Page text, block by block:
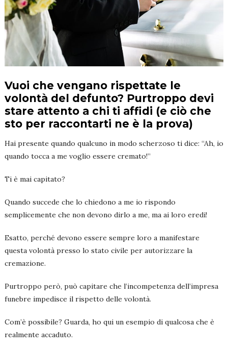
Vuoi che vengano rispettate le
volontà del defunto? Purtroppo devi
stare attento a chi ti affidi (e ciò che
sto per raccontarti ne è la prova)
Hai presente quando qualcuno in modo scherzoso ti dice: “Ah, io
quando tocca a me voglio essere cremato!”
Ti è mai capitato?
Quando succede che lo chiedono a me io rispondo
semplicemente che non devono dirlo a me, ma ai loro eredi!
Esatto, perché devono essere sempre loro a manifestare
questa volontà presso lo stato civile per autorizzare la
cremazione.
Purtroppo però, può capitare che l’incompetenza dell’impresa
funebre impedisce il rispetto delle volontà.
Com’è possibile? Guarda, ho qui un esempio di qualcosa che è
realmente accaduto.